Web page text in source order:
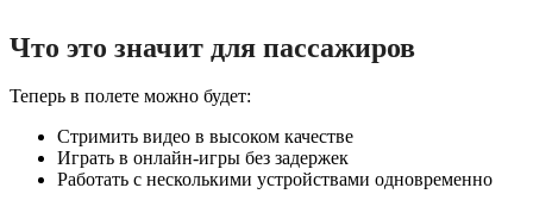
Что это значит для пассажиров
Теперь в полете можно будет:
Стримить видео в высоком качестве
Играть в онлайн-игры без задержек
Работать с несколькими устройствами одновременно